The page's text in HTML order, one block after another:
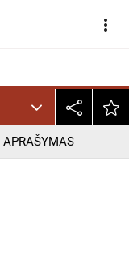
more_vert
APRAŠYMAS